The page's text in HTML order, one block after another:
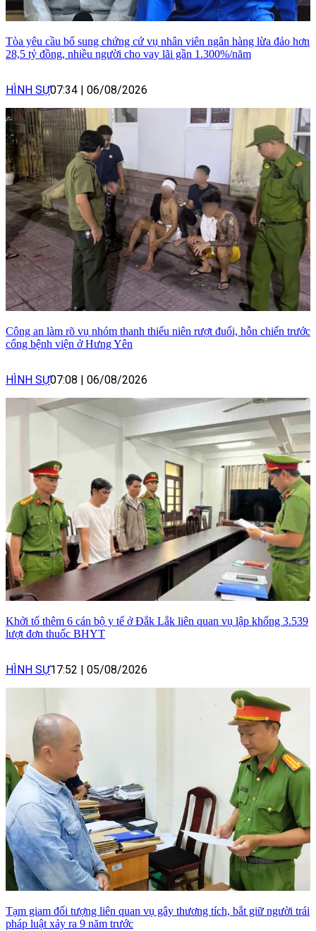
Tòa yêu cầu bổ sung chứng cứ vụ nhân viên ngân hàng lừa đảo hơn
28,5 tỷ đồng, nhiều người cho vay lãi gần 1.300%/năm
HÌNH SỰ07:34 06/08/2026
Công an làm rõ vụ nhóm thanh thiếu niên rượt đuổi, hỗn chiến trước
cổng bệnh viện ở Hưng Yên
HÌNH SỰ07:08 06/08/2026
Khởi tố thêm 6 cán bộ y tế ở Đắk Lắk liên quan vụ lập khống 3.539
lượt đơn thuốc BHYT
HÌNH SỰ17:52 05/08/2026
Tạm giam đối tượng liên quan vụ gây thương tích, bắt giữ người trái
pháp luật xảy ra 9 năm trước